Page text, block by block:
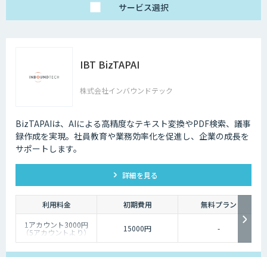
サービス選択
IBT BizTAPAI
株式会社インバウンドテック
BizTAPAIは、AIによる高精度なテキスト変換やPDF検索、議事
録作成を実現。社員教育や業務効率化を促進し、企業の成長を
サポートします。
詳細を見る
利用料金 初期費用
無料プラン
1アカウント3000円
（5アカウントより） 15000円 -